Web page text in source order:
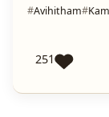
Avihitham
251